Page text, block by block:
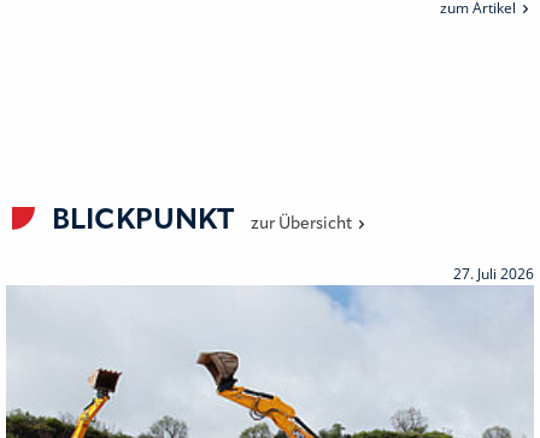
zum Artikel
BLICKPUNKT zur Übersicht
27. Juli 2026